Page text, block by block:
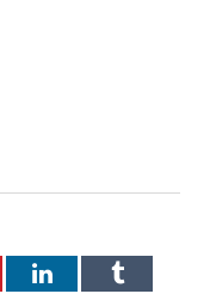
LinkedInTumblr